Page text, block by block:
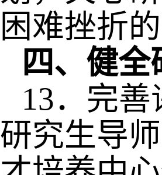
困难挫折
四、健
13．完
研究生导